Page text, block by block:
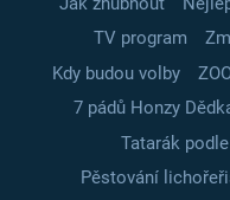
TV program
Kdy budou volby
7 pádů Honzy
Tatarák
Pěstování